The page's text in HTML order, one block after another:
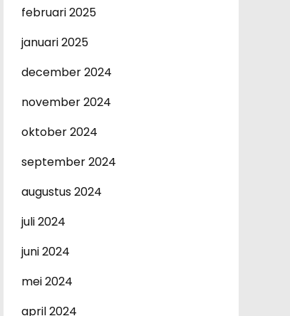
februari 2025
januari 2025
december 2024
november 2024
oktober 2024
september 2024
augustus 2024
juli 2024
juni 2024
mei 2024
april 2024